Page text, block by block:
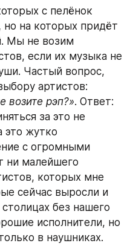
с пелёнок
но на которых придёт
Мы не возим
если их музыка не
Частый вопрос,
артистов:
возите рэп?». Ответ:
за это не
это жутко
с огромными
ни малейшего
которых мне
сейчас выросли и
без нашего
исполнители, но
в наушниках.